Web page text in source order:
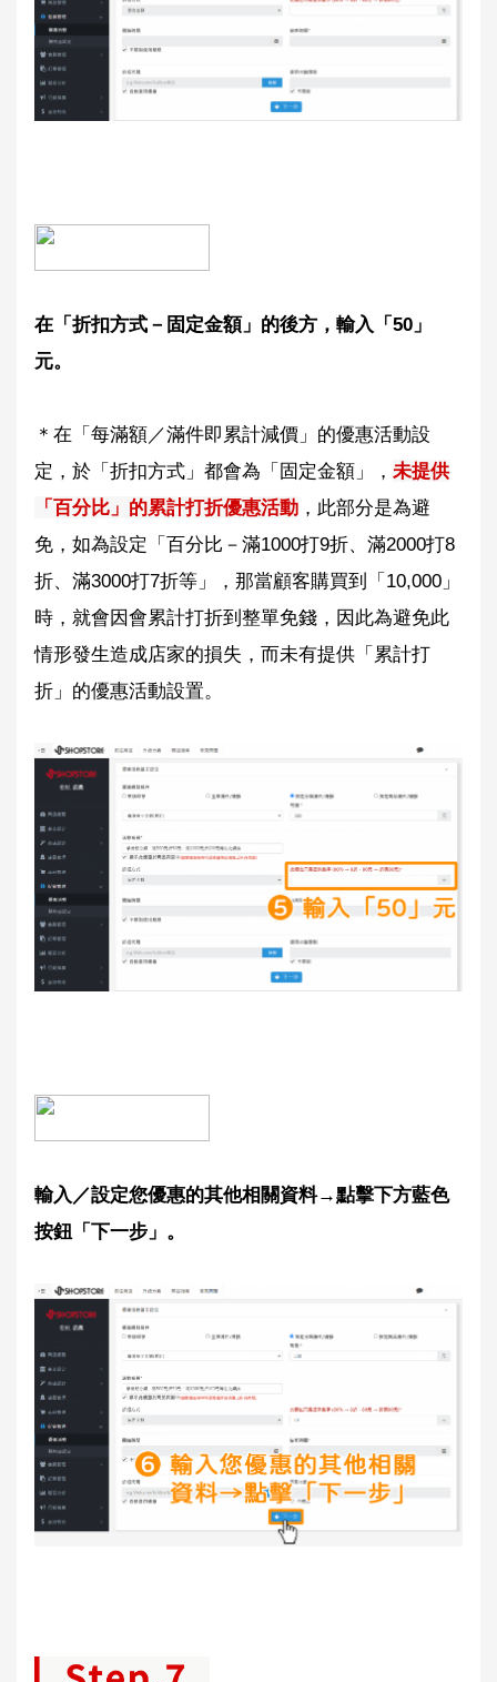
在「折扣方式－固定金額」的後方，輸入「50」
元。
＊在「每滿額／滿件即累計減價」的優惠活動設
定，於「折扣方式」都會為「固定金額」， 未提供
「百分比」的累計打折優惠活動 ，此部分是為避
免，如為設定「百分比－滿1000打9折、滿2000打8
折、滿3000打7折等」，那當顧客購買到「10,000」
時，就會因會累計打折到整單免錢，因此為避免此
情形發生造成店家的損失，而未有提供「累計打
折」的優惠活動設置。
輸入／設定您優惠的其他相關資料→點擊下方藍色
按鈕「下一步」。